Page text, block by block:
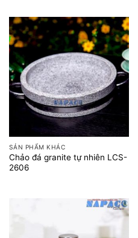
SẢN PHẨM KHÁC
Chảo đá granite tự nhiên LCS-
2606